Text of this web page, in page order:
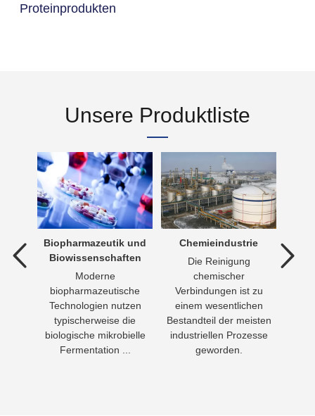
Proteinprodukten
Unsere Produktliste
Biopharmazeutik und
Biowissenschaften
Moderne
biopharmazeutische
Technologien nutzen
typischerweise die
biologische mikrobielle
Fermentation ...
Chemieindustrie
Die Reinigung
chemischer
Verbindungen ist zu
einem wesentlichen
Bestandteil der meisten
industriellen Prozesse
geworden.